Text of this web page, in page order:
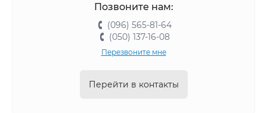
Позвоните нам:
(096) 565-81-64
(050) 137-16-08
Перезвоните мне
Перейти в контакты